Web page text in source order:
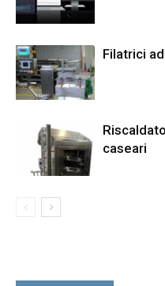
Filatrici
caseari